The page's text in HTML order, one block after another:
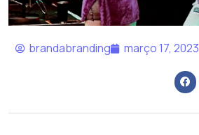
brandabranding março 17, 2023